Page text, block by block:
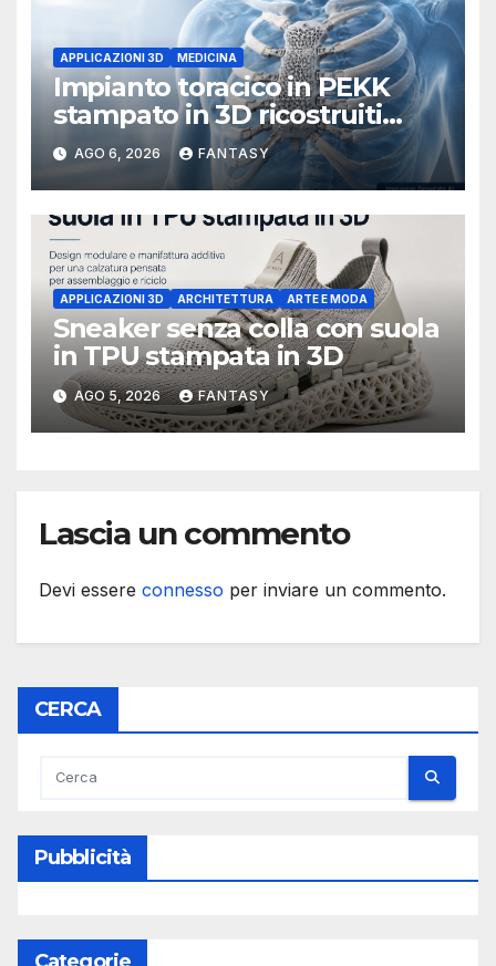
APPLICAZIONI 3D MEDICINA
Impianto toracico in PEKK
stampato in 3D ricostruiti
sterno e costole dopo un
tumore raro
AGO 6, 2026 FANTASY
APPLICAZIONI 3D ARCHITETTURA ARTE E MODA
Sneaker senza colla con suola
in TPU stampata in 3D
AGO 5, 2026 FANTASY
Lascia un commento
Devi essere connesso per inviare un commento.
CERCA
Pubblicità